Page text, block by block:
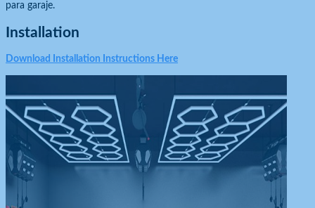
para garaje.
Installation
Download Installation Instructions Here